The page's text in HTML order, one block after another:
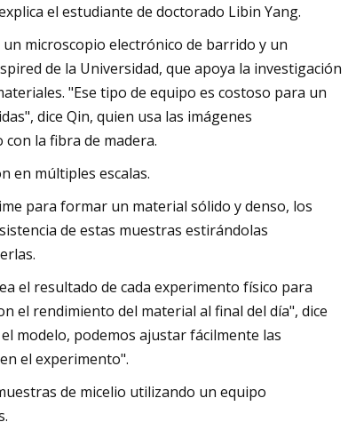
el estudiante de doctorado Libin Yang.
microscopio electrónico de barrido y un
de la Universidad, que apoya la investigación
"Ese tipo de equipo es costoso para un
dice Qin, quien usa las imágenes
la fibra de madera.
en múltiples escalas.
para formar un material sólido y denso, los
de estas muestras estirándolas
el resultado de cada experimento físico para
el rendimiento del material al final del día", dice
modelo, podemos ajustar fácilmente las
el experimento".
de micelio utilizando un equipo